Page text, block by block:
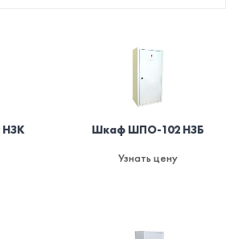
Шкаф ШПО-102 НЗБ
Узнать цену